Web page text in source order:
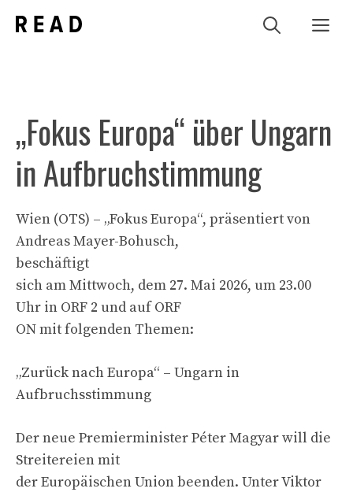
Inhalt
„Fokus Europa“ über Ungarn
in Aufbruchstimmung
Wien (OTS) – „Fokus Europa“, präsentiert von
Andreas Mayer-Bohusch,
beschäftigt
sich am Mittwoch, dem 27. Mai 2026, um 23.00
Uhr in ORF 2 und auf ORF
ON mit folgenden Themen:
„Zurück nach Europa“ – Ungarn in
Aufbruchsstimmung
Der neue Premierminister Péter Magyar will die
Streitereien mit
der Europäischen Union beenden. Unter Viktor